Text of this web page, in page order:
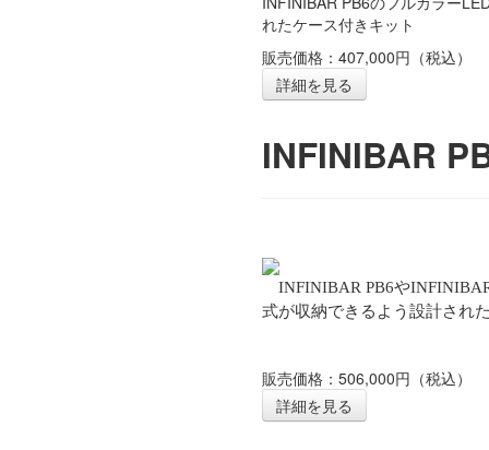
れたケース付きキット
販売価格：407,000円（税込）
詳細を見る
INFINIBAR
INFINIBAR PB6や
式が収納できるよう設計され
販売価格：506,000円（税込）
詳細を見る